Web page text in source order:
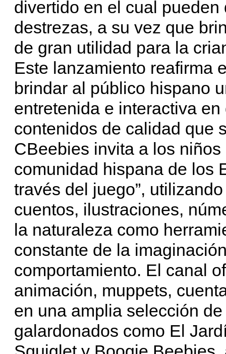
divertido en el cual
destrezas, a su vez que
de gran utilidad para la
Este lanzamiento reafirma
brindar al público hispano
entretenida e interactiva
contenidos de calidad que
CBeebies invita a los
comunidad hispana de los
través del juego”,
cuentos, ilustraciones,
la naturaleza como
constante de la
comportamiento. El canal
animación, muppets,
en una amplia selección
galardonados como El